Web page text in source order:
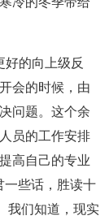
好的向上级反
会的时候，由
问题。这个余
员的工作安排
高自己的专业
一些话，胜读十
我们知道，现实